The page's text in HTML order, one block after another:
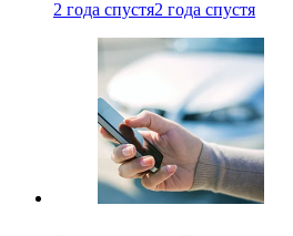
2 года спустя2 года спустя